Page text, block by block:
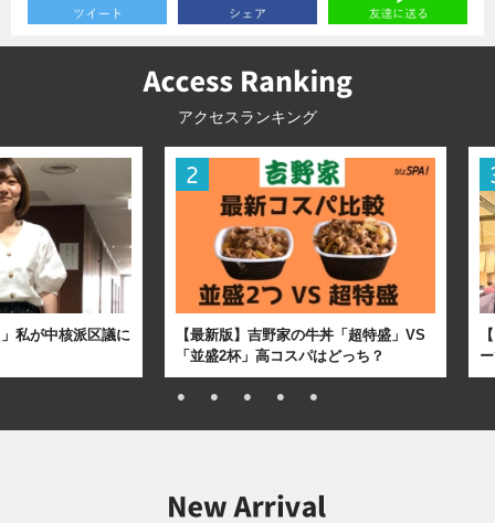
アクセスランキング
私が中核派区議に
【最新版】吉野家の牛丼「超特盛」VS
「並盛2杯」高コスパはどっち？